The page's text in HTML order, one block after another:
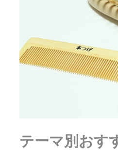
ふるさと納
10秒ぴった
はじめるバ
テーマ別おす